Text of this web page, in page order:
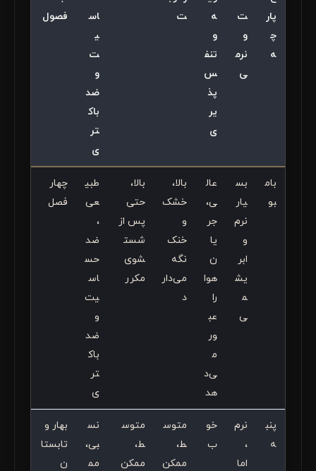
پار
چ
ه
ت
و
نرم
ی
ه
و
تنف
س‌
پذ
یر
ی
ت
اس
ی
ت
و
ضد
باک
تر
ی
فصول
بام
بو
بس
یار
نرم
و
ابر
یش
م
ی
عال
ی،
جر
یا
ن
هوا
را
عب
ور
م
ی‌د
هد
بالا،
خشک
و
خنک
نگه
می‌دار
د
بالا،
حتی
پس از
شست
شوی
مکرر
طبی
عی
،
ضد
حس
اس
یت
و
ضد
باک
تر
ی
چهار
فصل
پنب
ه
نرم
،
اما
خو
ب
متوس
ط،
ممکن
متوس
ط،
ممکن
نس
بی،
مم
بهار و
تابستا
ن